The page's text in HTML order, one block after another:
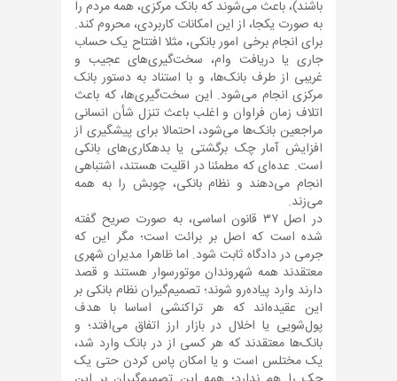
باشند)، باعث می‌شوند که بانک مرکزی، همه مردم را
به صورت یکجا، از این امکانات کاربردی، محروم کند.
برای انجام برخی امور بانکی، مثلا افتتاح یک حساب
جاری یا دریافت وام، سخت‌گیری‌های عجیب و
غریبی از طرف بانک‌ها، و با استناد به دستور بانک
مرکزی انجام می‌شود. این سخت‌گیری‌ها، که باعث
اتلاف زمان فراوان و اغلب باعث تنزل شأن انسانی
مراجعین بانک‌ها می‎‌شود، احتمالا برای پیشگیری از
افزایش آمار چک برگشتی یا بدهکاری‌های بانکی
است. عده‌ای که مطمئنا در اقلیت هستند، اشتباهی
انجام می‌دهند و نظام بانکی، چوبش را به همه
می‌زند.
در اصل ۳۷ قانون اساسی، به صورت صریح گفته
شده است که اصل بر برائت است؛ مگر این که
جرمی در دادگاه ثابت شود. اما ظاهرا مدیران شهری
معتقدند همه شهروندان موتورسوار هستند و قصد
دارند وارد پیاده‌رو شوند؛ تصمیم‌گیران نظام بانکی بر
این عقیده‌اند که هر تراکنشی اساسا با هدف
پول‌شویی یا اخلال در بازار ارز اتفاق می‌افتد؛ و
بانک‌ها معتقدند که هر کسی از در بانک وارد شد،
یک مختلس است و یا امکان پاس کردن حتی یک